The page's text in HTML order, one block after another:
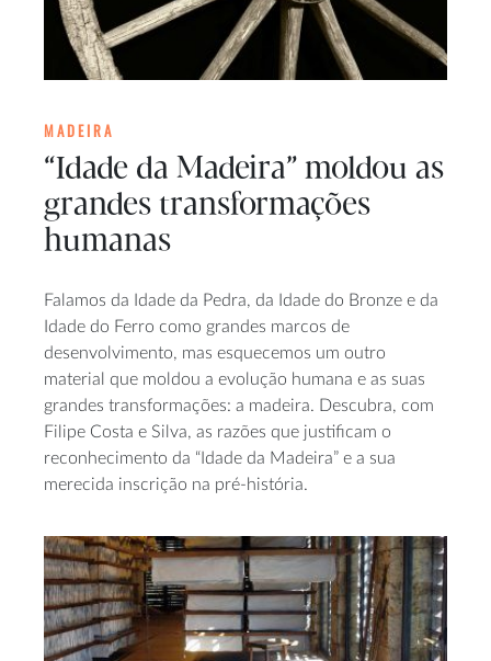
MADEIRA
“Idade da Madeira” moldou as
grandes transformações
humanas
Falamos da Idade da Pedra, da Idade do Bronze e da
Idade do Ferro como grandes marcos de
desenvolvimento, mas esquecemos um outro
material que moldou a evolução humana e as suas
grandes transformações: a madeira. Descubra, com
Filipe Costa e Silva, as razões que justificam o
reconhecimento da “Idade da Madeira” e a sua
merecida inscrição na pré-história.